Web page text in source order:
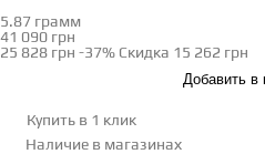
5.87 грамм
41 090 грн
25 828 грн -37% Скидка 15 262 грн
Добавить в
Купить в 1 клик
Наличие в магазинах